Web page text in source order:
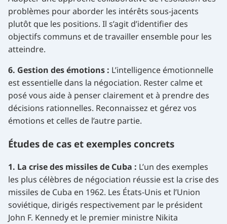
problèmes pour aborder les intérêts sous-jacents
plutôt que les positions. Il s’agit d’identifier des
objectifs communs et de travailler ensemble pour les
atteindre.
6. Gestion des émotions : L’intelligence émotionnelle
est essentielle dans la négociation. Rester calme et
posé vous aide à penser clairement et à prendre des
décisions rationnelles. Reconnaissez et gérez vos
émotions et celles de l’autre partie.
Études de cas et exemples concrets
1. La crise des missiles de Cuba : L’un des exemples
les plus célèbres de négociation réussie est la crise des
missiles de Cuba en 1962. Les États-Unis et l’Union
soviétique, dirigés respectivement par le président
John F. Kennedy et le premier ministre Nikita